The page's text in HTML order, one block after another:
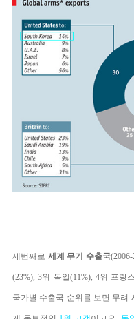
세번째로 세계 무기 수출국
(23%), 3위 독일(11%), 4위 프랑
국가별 수출국 순위를 보면 무려